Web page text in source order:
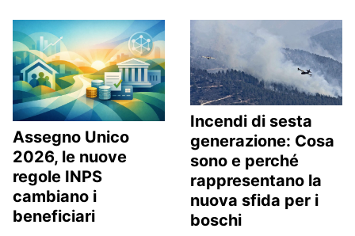
Assegno Unico
2026, le nuove
regole INPS
cambiano i
beneficiari
Incendi di sesta
generazione: Cosa
sono e perché
rappresentano la
nuova sfida per i
boschi